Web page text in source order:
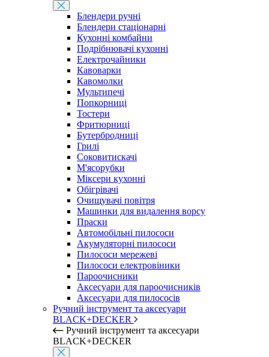
Блендери ручні
Блендери стаціонарні
Кухонні комбайни
Подрібнювачі кухонні
Електрочайники
Кавоварки
Кавомолки
Мультипечі
Попкорниці
Тостери
Фритюрниці
Бутербродниці
Грилі
Соковитискачі
М'ясорубки
Міксери кухонні
Обігрівачі
Очищувачі повітря
Машинки для видалення ворсу
Праски
Автомобільні пилососи
Акумуляторні пилососи
Пилососи мережеві
Пилососи електровіники
Пароочисники
Аксесуари для пароочисників
Аксесуари для пилососів
Ручний інструмент та аксесуари
BLACK+DECKER
Ручний інструмент та аксесуари
BLACK+DECKER